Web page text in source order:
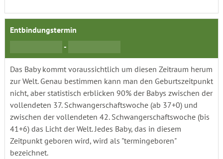
Entbindungstermin
-
Das Baby kommt voraussichtlich um diesen Zeitraum herum
zur Welt. Genau bestimmen kann man den Geburtszeitpunkt
nicht, aber statistisch erblicken 90% der Babys zwischen der
vollendeten 37. Schwangerschaftswoche (ab 37+0) und
zwischen der vollendeten 42. Schwangerschaftswoche (bis
41+6) das Licht der Welt. Jedes Baby, das in diesem
Zeitpunkt geboren wird, wird als "termingeboren"
bezeichnet.